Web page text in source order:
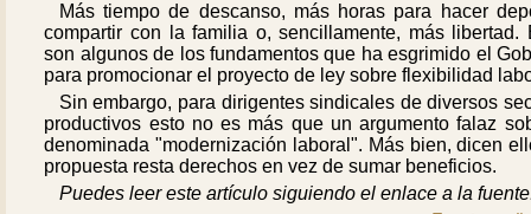
Más tiempo de descanso, más horas para hacer
compartir con la familia o, sencillamente, más libertad.
son algunos de los fundamentos que ha esgrimido el
para promocionar el proyecto de ley sobre flexibilidad
Sin embargo, para dirigentes sindicales de diversos
productivos esto no es más que un argumento falaz
denominada "modernización laboral". Más bien, dicen
propuesta resta derechos en vez de sumar beneficios.
Puedes leer este artículo siguiendo el enlace a la